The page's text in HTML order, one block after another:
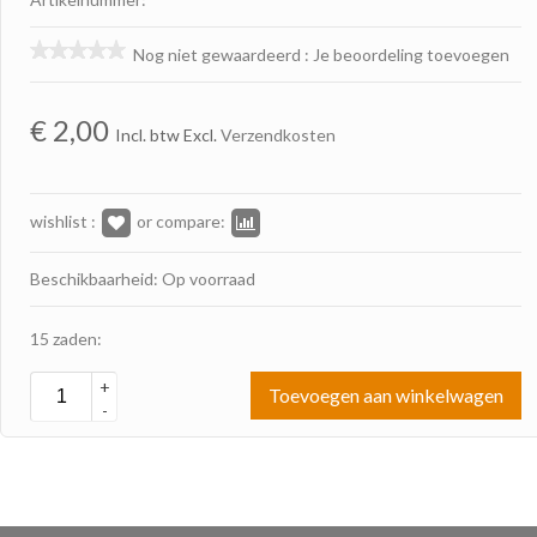
Nog niet gewaardeerd : Je beoordeling toevoegen
€ 2,00 Incl. btw Excl. Verzendkosten
wishlist : or compare:
Beschikbaarheid: Op voorraad
15 zaden:
+
-
Toevoegen aan winkelwagen